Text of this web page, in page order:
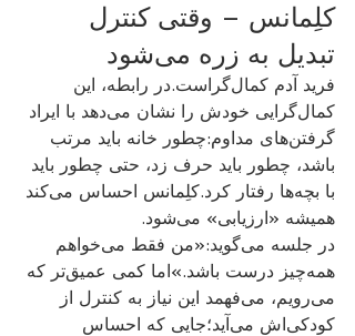
کلِمانس – وقتی کنترل
تبدیل به زره می‌شود
فرید آدم کمال‌گراست.در رابطه، این
کمال‌گرایی خودش را نشان می‌دهد با ایراد
گرفتن‌های مداوم:چطور خانه باید مرتب
باشد، چطور باید حرف زد، حتی چطور باید
با بچه‌ها رفتار کرد.کلِمانس احساس می‌کند
همیشه «ارزیابی» می‌شود.
در جلسه می‌گوید:«من فقط می‌خواهم
همه‌چیز درست باشد.»اما کمی عمیق‌تر که
می‌رویم، می‌فهمد این نیاز به کنترل از
کودکی‌اش می‌آید؛جایی که احساس